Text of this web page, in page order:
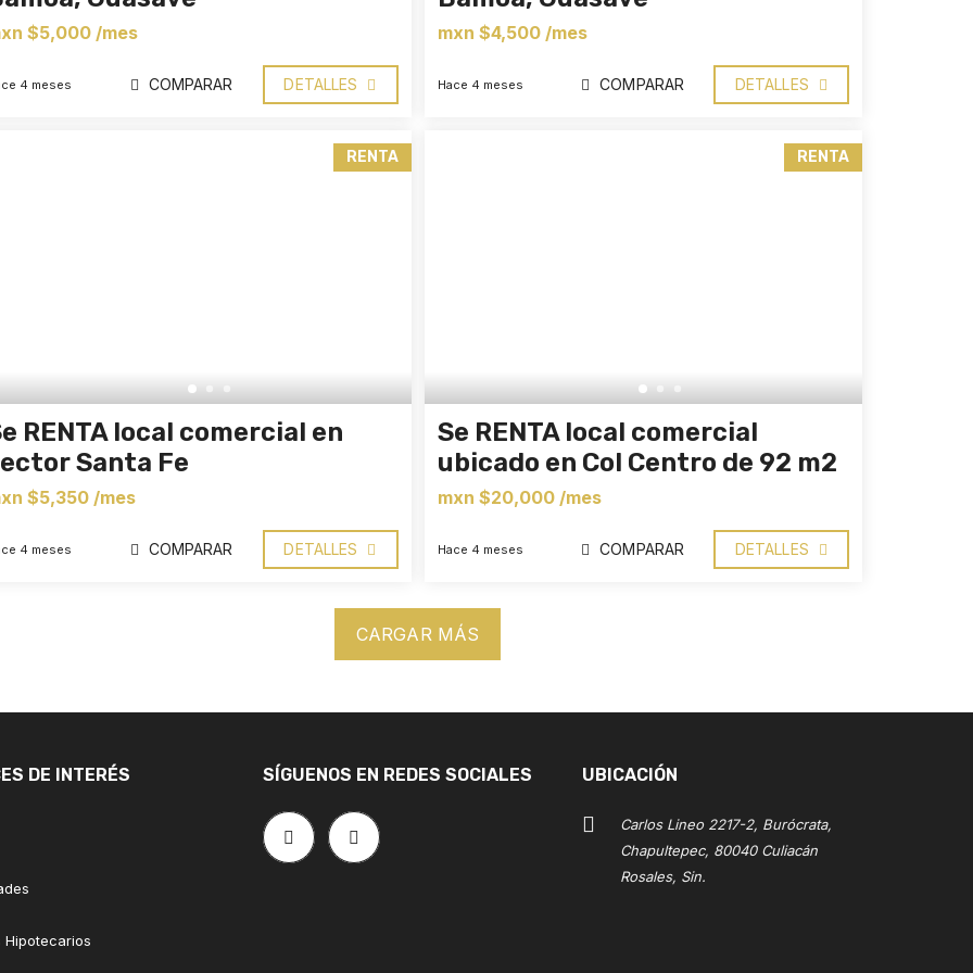
$5,000 /mes
4 meses COMPARAR DETALLES
mxn $4,500 /mes
Hace 4 meses COMPARAR DETALLES
RENTA
RENTA local comercial en
Santa Fe
$5,350 /mes
4 meses COMPARAR DETALLES
RENTA
Se RENTA local comercial
ubicado en Col Centro de 92 m2
mxn $20,000 /mes
Hace 4 meses COMPARAR DETALLES
CARGAR MÁS
DE INTERÉS
Hipotecarios
SÍGUENOS EN REDES SOCIALES UBICACIÓN
Carlos Lineo 2217-2, Burócrata,
Chapultepec, 80040 Culiacán
Rosales, Sin.